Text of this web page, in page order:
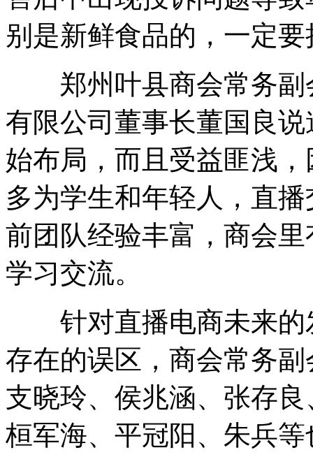
别是新鲜食品的，一定
郑州叶县商会常务副
有限公司董事长董国良
始布局，而且受益匪浅
多为学生和年轻人，直
前团队经验丰富，商会
学习交流。
针对直播电商未来的
存在的误区，商会常务
支晓玲、侯兆涵、张存
桓军海、平冠阳、朱兵